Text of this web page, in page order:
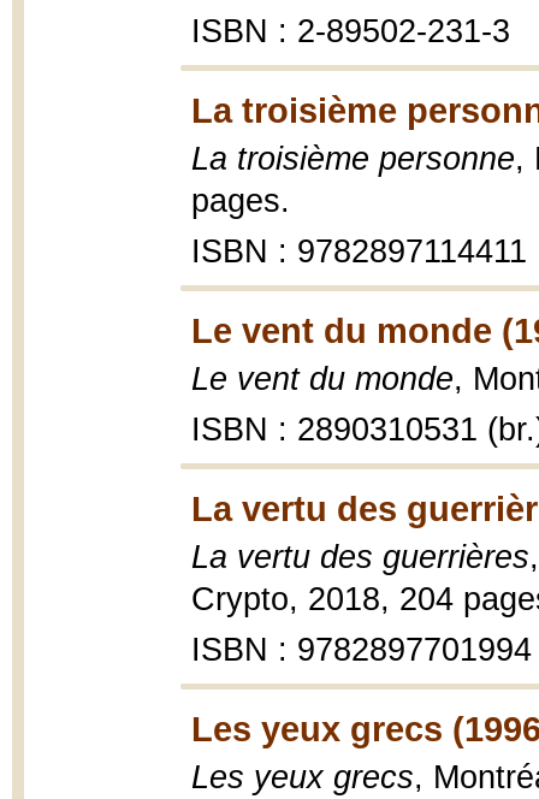
ISBN : 2-89502-231-3
La troisième
La troisième personne,
pages.
ISBN : 9782897114411
Le vent du monde
Le vent du monde,
ISBN : 2890310531
La vertu des
La vertu des guerrières
Crypto, 2018, 204
ISBN : 9782897701994
Les yeux grecs
Les yeux grecs,